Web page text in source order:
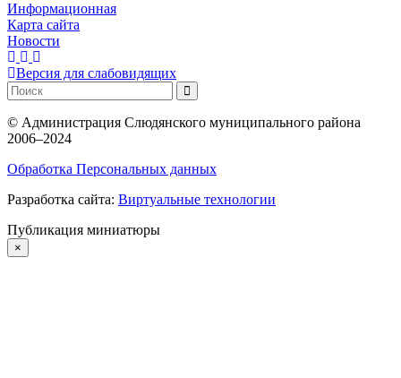
Информационная
Карта сайта
Новости
Версия для слабовидящих
© Администрация Слюдянского муниципального района
2006–2024
Обработка Персональных данных
Разработка сайта: Виртуальные технологии
Публикация миниатюры
×